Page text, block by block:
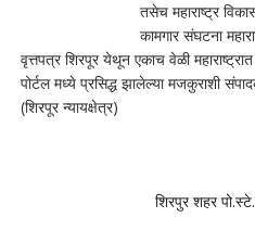
तसेच महाराष्ट्र
कामगार संघटना
वृत्तपत्र शिरपूर येथून एकाच वेळी
पोर्टल मध्ये प्रसिद्ध झालेल्या मजकुराशी
(शिरपूर न्यायक्षेत्र)
शिरपुर शहर